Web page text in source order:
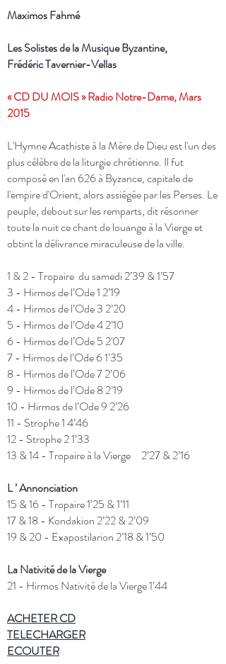
Maximos Fahmé
Les Solistes de la Musique Byzantine,
Frédéric Tavernier-Vellas
« CD DU MOIS » Radio Notre-Dame, Mars
2015
L'Hymne Acathiste à la Mère de Dieu est l'un des
plus célèbre de la liturgie chrétienne. Il fut
composé en l'an 626 à Byzance, capitale de
l'empire d'Orient, alors assiégée par les Perses. Le
peuple, debout sur les remparts, dit résonner
toute la nuit ce chant de louange à la Vierge et
obtint la délivrance miraculeuse de la ville.
1 &2 - Tropaire du samedi 2’39 & 1’57
3 - Hirmos de l’Ode 1 2’19
4 - Hirmos de l’Ode 3 2’20
5 - Hirmos de l’Ode 4 2’10
6 - Hirmos de l’Ode 5 2'07
7 - Hirmos de l’Ode 6 1’35
8 - Hirmos de l’Ode 7 2’06
9 - Hirmos de l’Ode 8 2’19
10 - Hirmos de l’Ode 9 2’26
11 - Strophe 1 4’46
12 - Strophe 21’33
13 &14 - Tropaire à la Vierge
2’27 & 2’16
L ’ Annonciation
15 &16 - Tropaire1’25 & 1’11
17& 18- Kondakion 2’22 & 2’09
19 &20 - Exapostilarion 2’18 & 1’50
La Nativité de la Vierge
21 - Hirmos Nativité de la Vierge1’44
ACHETERCD
TELECHARGER
ECOUTER